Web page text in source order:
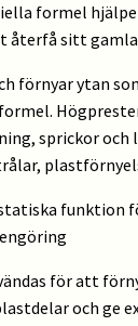
formel
återfå sitt gamla
förnyar ytan
sprickor och
funktion
för att
och ge